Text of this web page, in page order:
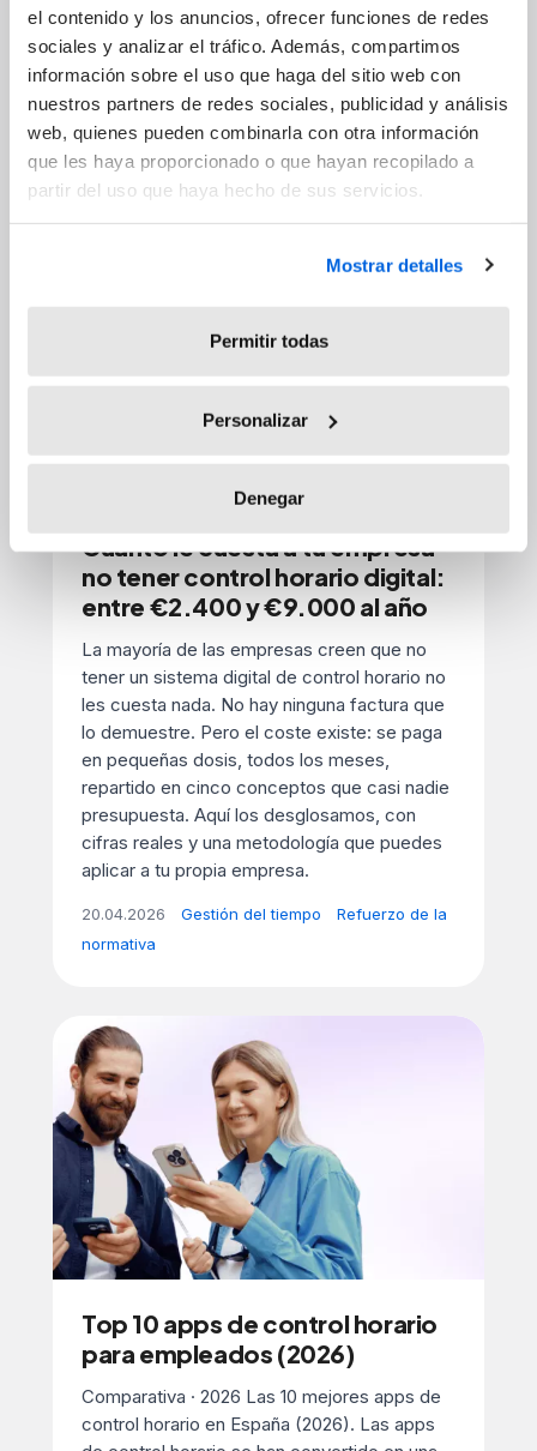
el contenido y los anuncios, ofrecer funciones de redes
sociales y analizar el tráfico. Además, compartimos
información sobre el uso que haga del sitio web con
nuestros partners de redes sociales, publicidad y análisis
web, quienes pueden combinarla con otra información
que les haya proporcionado o que hayan recopilado a
partir del uso que haya hecho de sus servicios.
Mostrar detalles
Permitir todas
Personalizar
Denegar
no cumplen con su obligación de registro. El
motivo no es lógica jurídica básica: si la ley
obliga a registrar y la empresa no lo hace, no
puede beneficiarse de esa omisión en un
juicio.
24.04.2026 Refuerzo de la normativa
Cuánto le cuesta a tu empresa
no tener control horario digital:
entre €2.400 y €9.000 al año
La mayoría de las empresas creen que no
tener un sistema digital de control horario no
les cuesta nada. No hay ninguna factura que
lo demuestre. Pero el coste existe: se paga
en pequeñas dosis, todos los meses,
repartido en cinco conceptos que casi nadie
presupuesta. Aquí los desglosamos, con
cifras reales y una metodología que puedes
aplicar a tu propia empresa.
20.04.2026 Gestión del tiempo
Refuerzo de la
normativa
Top 10 apps de control horario
para empleados (2026)
Comparativa · 2026 Las 10 mejores apps de
control horario en España (2026). Las apps